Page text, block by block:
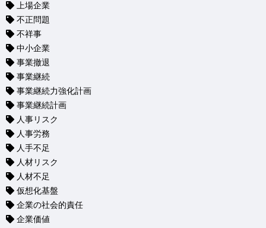
上場企業
不正問題
不祥事
中小企業
事業撤退
事業継続
事業継続力強化計画
事業継続計画
人事リスク
人事労務
人手不足
人材リスク
人材不足
仮想化基盤
企業の社会的責任
企業価値